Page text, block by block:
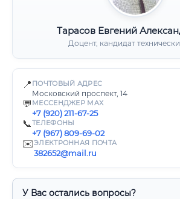
Тарасов Евгений
Доцент, кандидат
📍 ПОЧТОВЫЙ АДРЕС
Московский проспект, 14
💬 МЕССЕНДЖЕР MAX
+7 (920) 211-67-25
📞ТЕЛЕФОНЫ
+7 (967) 809-69-02
✉️ЭЛЕКТРОННАЯ ПОЧТА
382652@mail.ru
У Вас остались вопросы?